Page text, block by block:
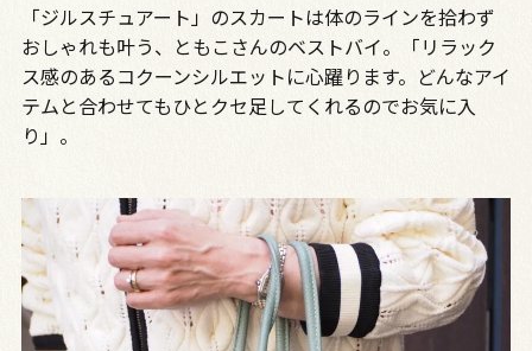
「ジルスチュアート」のスカートは体のラインを拾わず
おしゃれも叶う、ともこさんのベストバイ。「リラック
ス感のあるコクーンシルエットに心躍ります。どんなアイ
テムと合わせてもひとクセ足してくれるのでお気に入
り」。